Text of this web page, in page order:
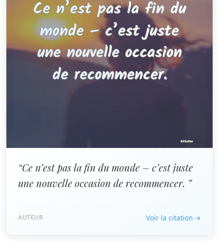
“Ce n’est pas la fin du monde – c’est juste
une nouvelle occasion de recommencer. ”
AUTEUR Voir la citation →